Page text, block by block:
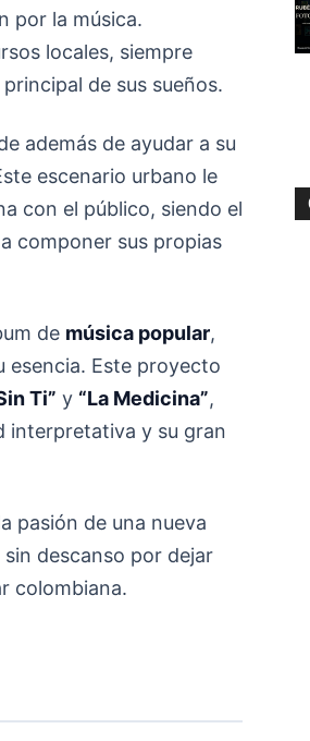
por la música.
locales, siempre
de sus sueños.
además de ayudar a su
escenario urbano le
con el público, siendo el
componer sus propias
de música popular,
esencia. Este proyecto
Ti” y “La Medicina”,
interpretativa y su gran
pasión de una nueva
descanso por dejar
colombiana.